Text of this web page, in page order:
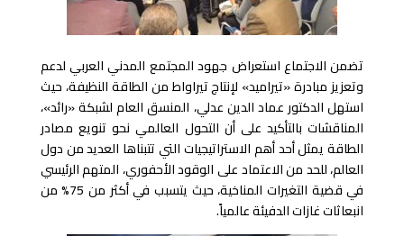
تضمن الاجتماع استعراض جهود المجتمع المدني العربي لدعم
وتعزيز مبادرة «تيراميد» لإنتاج تيراواط من الطاقة النظيفة، حيث
استهل الدكتور عماد الدين عدلي، المنسق العام لشبكة «رائد»،
المناقشات بالتأكيد على أن التحول العالمي نحو تنويع مصادر
الطاقة يمثل أحد أهم الاستراتيجيات التي تتبناها العديد من دول
العالم، للحد من الاعتماد على الوقود الأحفوري، المتهم الرئيسي
في قضية التغيرات المناخية، حيث يتسبب في أكثر من 75% من
انبعاثات غازات الدفيئة عالمياً.